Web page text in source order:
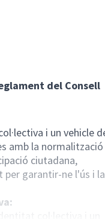
del Consell
i un vehicle
amb la normalització
ciutadana,
garantir-ne l'ús i la